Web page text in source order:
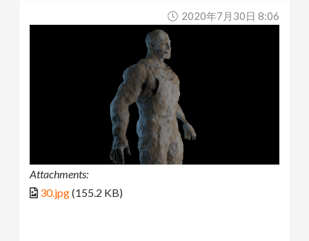
2020年7月30日 8:06
Attachments:
30.jpg(155.2 KB)